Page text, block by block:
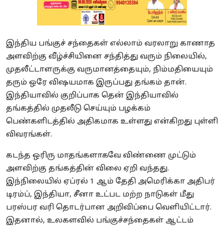
இந்திய பங்குச் சந்தைகள் எல்லாம் வரலாறு காணாத
அளவிற்கு வீழ்ச்சியினை சந்தித்து வரும் நிலையில்,
முதலீட்டாளருக்கு வருமானத்தையும், நிம்மதியையும்
தரும் ஒரே விஷயமாக இருப்பது தங்கம் தான்.
இந்தியாவில் குறிப்பாக தென் இந்தியாவில்
தங்கத்தில் முதலீடு செய்யும் பழக்கம்
பெண்களிடத்தில் அதிகமாக உள்ளது என்கிறது புள்ளி
விவரங்கள்.
கடந்த ஒரிரு மாதங்களாகவே விண்ணை முட்டும்
அளவிற்கு தங்கத்தின் விலை ஏறி வந்தது.
இந்நிலையில் ஏப்ரல் 1 ஆம் தேதி அமெரிக்கா அதிபர்
டிரம்ப், இந்தியா, சீனா உட்பட மற்ற நாடுகள் மீது
பரஸ்பர வரி தொடர்பான அறிவிப்பை வெளியிட்டார்.
இதனால், உலகளவில் பங்குச்சந்தைகள் ஆட்டம்